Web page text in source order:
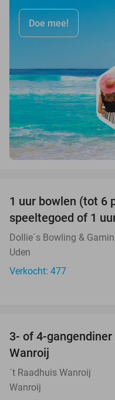
Doe mee!
1 uur bowlen (tot 6
speeltegoed of 1
Dollie´s Bowling &
Uden
Verkocht: 477
3- of 4-
Wanroij
´t Raadhuis Wanroij
Wanroij